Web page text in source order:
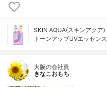
SKIN AQUA(スキンアクア)
トーンアップUVエッセンス
大阪の会社員
きなこおもち